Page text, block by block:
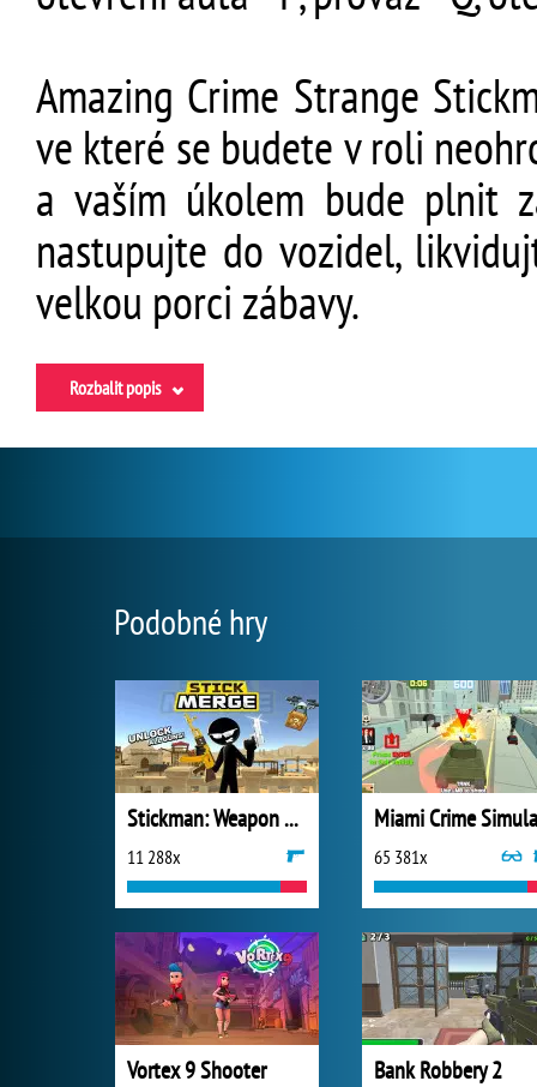
Amazing Crime Strange
ve které se budete v roli
a vaším úkolem bude plnit
nastupujte do vozidel,
velkou porci zábavy.
Rozbalit popis
Podobné hry
Stickman: Weapon Combo
11 288x 65 381x
Vortex 9 Shooter Bank Robbery 2